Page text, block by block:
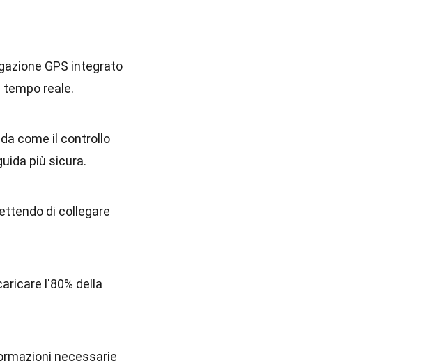
GPS integrato
reale.
come il controllo
più sicura.
di collegare
l'80% della
necessarie